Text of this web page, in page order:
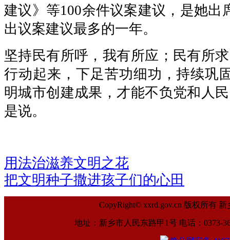
建议》等100余件议案建议，是她出
出议案建议最多的一年。
坚持民有所呼，我有所应；民有所
行动起来，下足苦功细功，持续巩
明城市创建成果，才能不负党和人
是说。
用法治滋养文明之花
把文明种子撒进孩子们的心田
CopyRight© xxrd.gov.cn 版权所有
地址：新乡市人民东路甲1号 电话：0373-